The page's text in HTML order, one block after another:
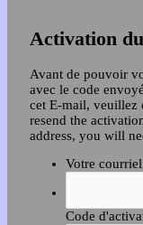
Activation
Avant de pouvoir
avec le code
cet E-mail, veuillez
resend the
address, you will
Votre
Code